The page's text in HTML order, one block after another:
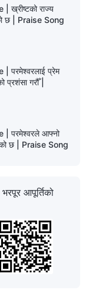
ख्रीष्टको राज्य
छ | Praise Song
परमेश्‍वरलाई प्रेम
प्रशंसा गरौँ |
| परमेश्‍वरले आफ्नो
छ | Praise Song
Dance | मैले
प्राप्त गर्न,
| Praise Song
आपूर्तिको